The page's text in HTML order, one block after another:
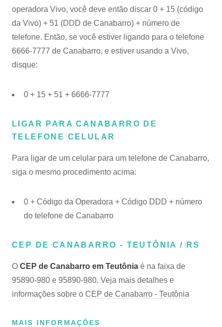
operadora Vivo, você deve então discar 0 + 15 (código
da Vivo) + 51 (DDD de Canabarro) + número de
telefone. Então, se você estiver ligando para o telefone
6666-7777 de Canabarro, e estiver usando a Vivo,
disque:
0 + 15 + 51 + 6666-7777
LIGAR PARA CANABARRO DE
TELEFONE CELULAR
Para ligar de um celular para um telefone de Canabarro,
siga o mesmo procedimento acima:
0 + Código da Operadora + Código DDD + número
do telefone de Canabarro
CEP DE CANABARRO - TEUTÔNIA / RS
O CEP de Canabarro em Teutônia é na faixa de
95890-980 e 95890-980. Veja mais detalhes e
informações sobre o CEP de Canabarro - Teutônia
MAIS INFORMAÇÕES